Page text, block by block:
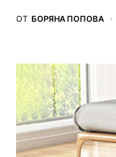
ОТ БОРЯНА ПОПОВА